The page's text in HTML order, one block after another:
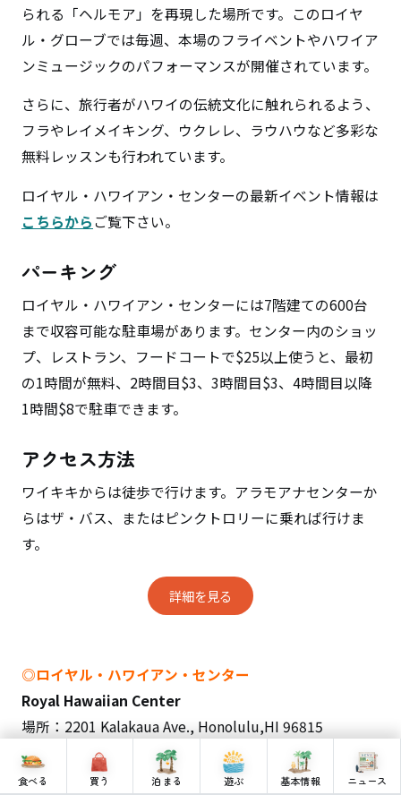
食べる 買う 泊まる 遊ぶ 基本情報 ニュース
られる「ヘルモア」を再現した場所です。このロイヤ
ル・グローブでは毎週、本場のフライベントやハワイア
ンミュージックのパフォーマンスが開催されています。
さらに、旅行者がハワイの伝統文化に触れられるよう、
フラやレイメイキング、ウクレレ、ラウハウなど多彩な
無料レッスンも行われています。
ロイヤル・ハワイアン・センターの最新イベント情報は
こちらからご覧下さい。
パーキング
ロイヤル・ハワイアン・センターには7階建ての600台
まで収容可能な駐車場があります。センター内のショッ
プ、レストラン、フードコートで$25以上使うと、最初
の1時間が無料、2時間目$3、3時間目$3、4時間目以降
1時間$8で駐車できます。
アクセス方法
ワイキキからは徒歩で行けます。アラモアナセンターか
らはザ・バス、またはピンクトロリーに乗れば行けま
す。
詳細を見る
◎ロイヤル・ハワイアン・センター
Royal Hawaiian Center
場所：2201 Kalakaua Ave., Honolulu,HI 96815
電話：（808）922-0588